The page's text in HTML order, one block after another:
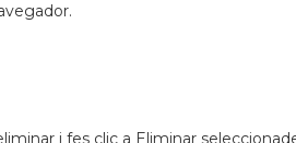
i fes clic a Eliminar